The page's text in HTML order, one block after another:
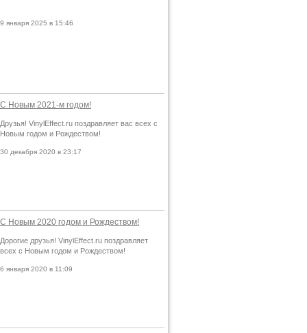
9 января 2025 в 15:46
С Новым 2021-м годом!
Друзья! VinylEffect.ru поздравляет вас всех с
Новым годом и Рождеством!
30 декабря 2020 в 23:17
С Новым 2020 годом и Рождеством!
Дорогие друзья! VinylEffect.ru поздравляет
всех с Новым годом и Рождеством!
6 января 2020 в 11:09